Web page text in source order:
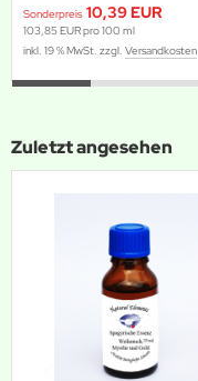
Sonderpreis 10,39 EUR
103,85 EUR pro 100 ml
inkl. 19 % MwSt. zzgl. Versandkosten
Zuletzt angesehen